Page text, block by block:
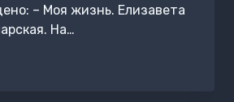
– Моя жизнь. Елизавета
На…